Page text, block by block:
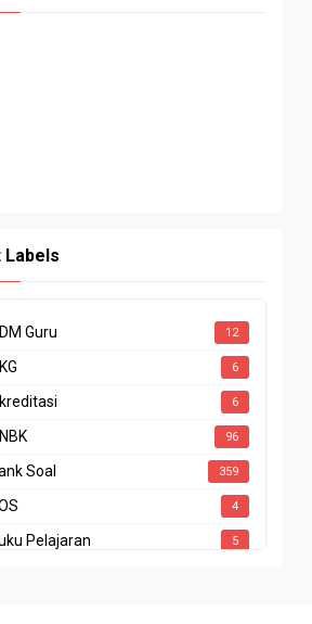
Labels
Guru 12
6
6
96
Soal 359
4
Pelajaran 5